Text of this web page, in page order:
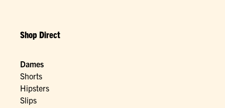
Shop Direct
Dames
Shorts
Hipsters
Slips